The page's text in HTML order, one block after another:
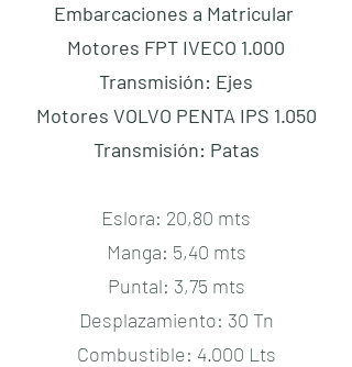
Embarcaciones a Matricular
Motores FPT IVECO 1.000
Transmisión: Ejes
Motores VOLVO PENTA IPS 1.050
Transmisión: Patas
Eslora: 20,80 mts
Manga: 5,40 mts
Puntal: 3,75 mts
Desplazamiento: 30 Tn
Combustible: 4.000 Lts